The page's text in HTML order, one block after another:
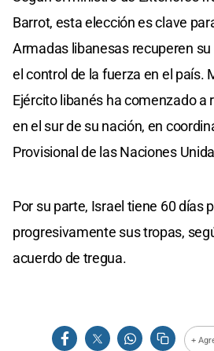
Barrot, esta elección es clave
Armadas libanesas recuperen
el control de la fuerza en el país.
Ejército libanés ha comenzado a
en el sur de su nación, en
Provisional de las Naciones
Por su parte, Israel tiene 60 días
progresivamente sus tropas,
acuerdo de tregua.
+